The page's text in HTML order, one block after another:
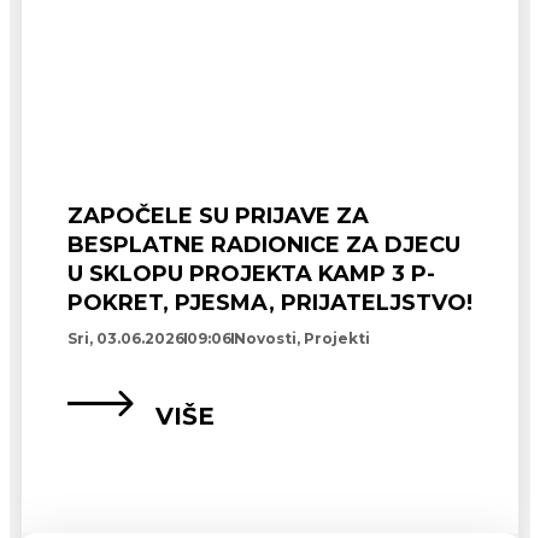
ZAPOČELE SU PRIJAVE ZA
BESPLATNE RADIONICE ZA DJECU
U SKLOPU PROJEKTA KAMP 3 P-
POKRET, PJESMA, PRIJATELJSTVO!
Sri, 03.06.2026 09:06 Novosti, Projekti
VIŠE